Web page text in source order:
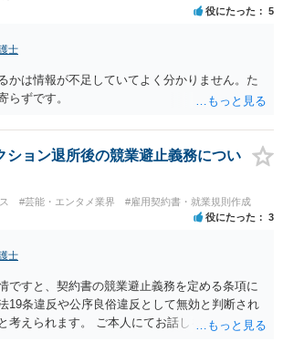
して個別に判断されることとなる。例えば，優
て，不当に不利益を与えるか否かは，課される
⽬的に照らして過⼤であるか，与える不利益の
やその⽔準，あらかじめ⼗分な協議が⾏われた
具体的に判断される」という指摘もなされてい
、挙げられている事情を具体的に検討して行く
、退所等で事務所側と揉めるようであれば、弁
し、事務所側と交渉にあたってもらう方法もあ
考）「⼈材分野における公正取引委員会の取
５日 公正取引委員会）６頁 https://www.jftc.g
190925kondan_file/siryou2.pdf
役にたった 5
士
かは情報が不足していてよく分かりません。た
らずです。
ション退所後の競業避止義務につい
#芸能・エンタメ業界 #雇用契約書・就業規則作成
役にたった 3
士
ですと、契約書の競業避止義務を定める条項に
19条違反や公序良俗違反として無効と判断され
考えられます。 ご本人にてお話しを進められる